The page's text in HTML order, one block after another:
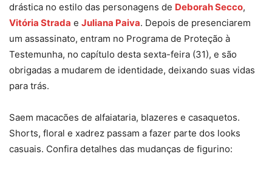
drástica no estilo das personagens de Deborah Secco,
Vitória Strada e Juliana Paiva. Depois de presenciarem
um assassinato, entram no Programa de Proteção à
Testemunha, no capítulo desta sexta-feira (31), e são
obrigadas a mudarem de identidade, deixando suas vidas
para trás.
Saem macacões de alfaiataria, blazeres e casaquetos.
Shorts, floral e xadrez passam a fazer parte dos looks
casuais. Confira detalhes das mudanças de figurino: